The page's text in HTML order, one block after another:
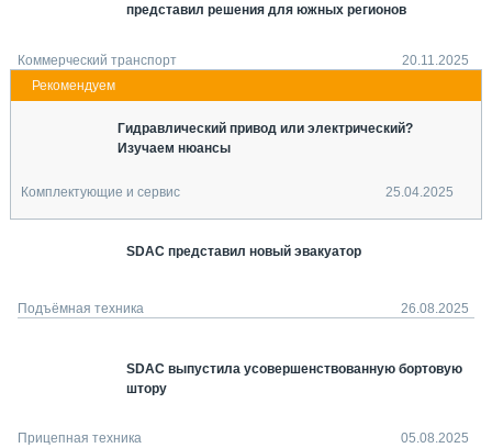
представил решения для южных регионов
Коммерческий транспорт 20.11.2025
Гидравлический привод или электрический?
Изучаем нюансы
Комплектующие и сервис 25.04.2025
SDAC представил новый эвакуатор
Подъёмная техника 26.08.2025
SDAC выпустила усовершенствованную бортовую
штору
Прицепная техника 05.08.2025